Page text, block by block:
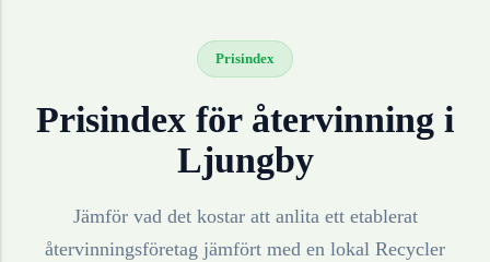
Prisindex
Prisindex för återvinning i
Ljungby
Jämför vad det kostar att anlita ett etablerat
återvinningsföretag jämfört med en lokal Recycler